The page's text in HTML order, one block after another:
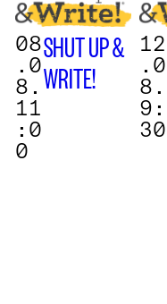
SHUT UP &
WRITE!
08
.0
8.
11
:0
0
12
.0
8.
9:
30